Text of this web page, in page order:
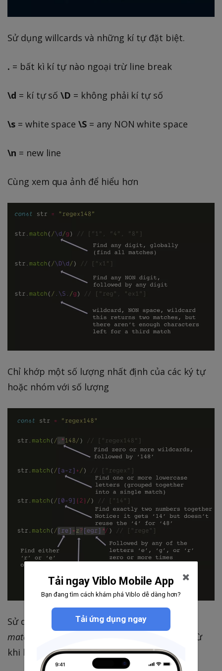
Sử dụng willcards và những kí tự đặt biệt.
. = bất kì kí tự nào ngoại trừ line break
\d = kí tự số\D = không phải kí tự số
\s= white space\S = any NON white space
\n = new line
Cùng xem qua ảnh để hiểu hơn
Chỉ khớp một số lượng nhất định của các ký tự
hoặc nhóm với số lượng
Sử dụng parens () để chụp trong một nhóm
match
sẽ trả lại đầy đủ cộng với các nhóm, trừ
khi bạn sử dụng cờ g.
Tải ngay Viblo Mobile App
Bạn đang tìm cách khám phá Viblo dễ dàng hơn?
Tải ứng dụng ngay